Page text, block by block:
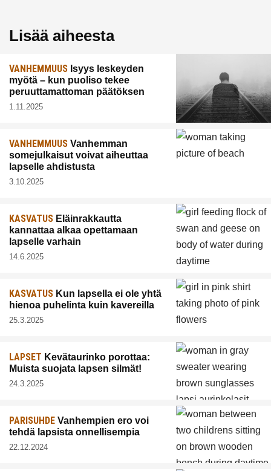
Lisää aiheesta
VANHEMMUUS Isyys leskeyden
myötä – kun puoliso tekee
peruuttamattoman päätöksen
1.11.2025
VANHEMMUUS Vanhemman
somejulkaisut voivat aiheuttaa
lapselle ahdistusta
3.10.2025
KASVATUS Eläinrakkautta
kannattaa alkaa opettamaan
lapselle varhain
14.6.2025
KASVATUS Kun lapsella ei ole yhtä
hienoa puhelinta kuin kavereilla
25.3.2025
LAPSET Kevätaurinko porottaa:
Muista suojata lapsen silmät!
24.3.2025
PARISUHDE Vanhempien ero voi
tehdä lapsista onnellisempia
22.12.2024